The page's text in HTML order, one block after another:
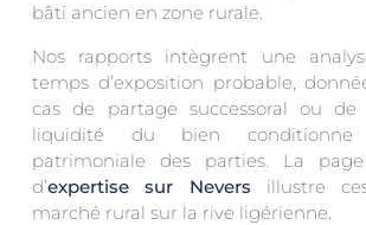
bâti ancien en zone rurale.
Nos rapports intègrent une
temps d’exposition probable,
cas de partage successoral ou
liquidité du bien
patrimoniale des parties. La
d’expertise sur Nevers illustre
marché rural sur la rive ligérienne.